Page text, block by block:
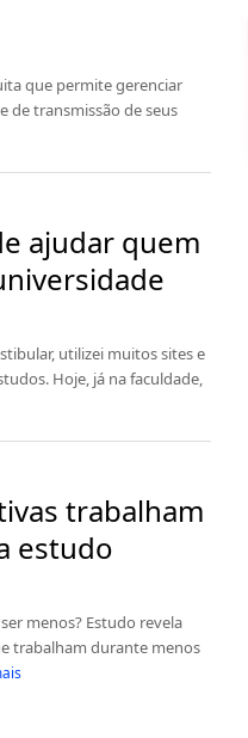
que permite gerenciar
de transmissão de seus
ajudar quem
utilizei muitos sites e
Hoje, já na faculdade,
trabalham
estudo
menos? Estudo revela
trabalham durante menos